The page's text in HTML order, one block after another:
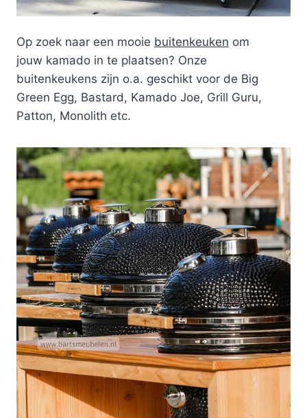
Op zoek naar een mooie buitenkeuken om
jouw kamado in te plaatsen? Onze
buitenkeukens zijn o.a. geschikt voor de Big
Green Egg, Bastard, Kamado Joe, Grill Guru,
Patton, Monolith etc.